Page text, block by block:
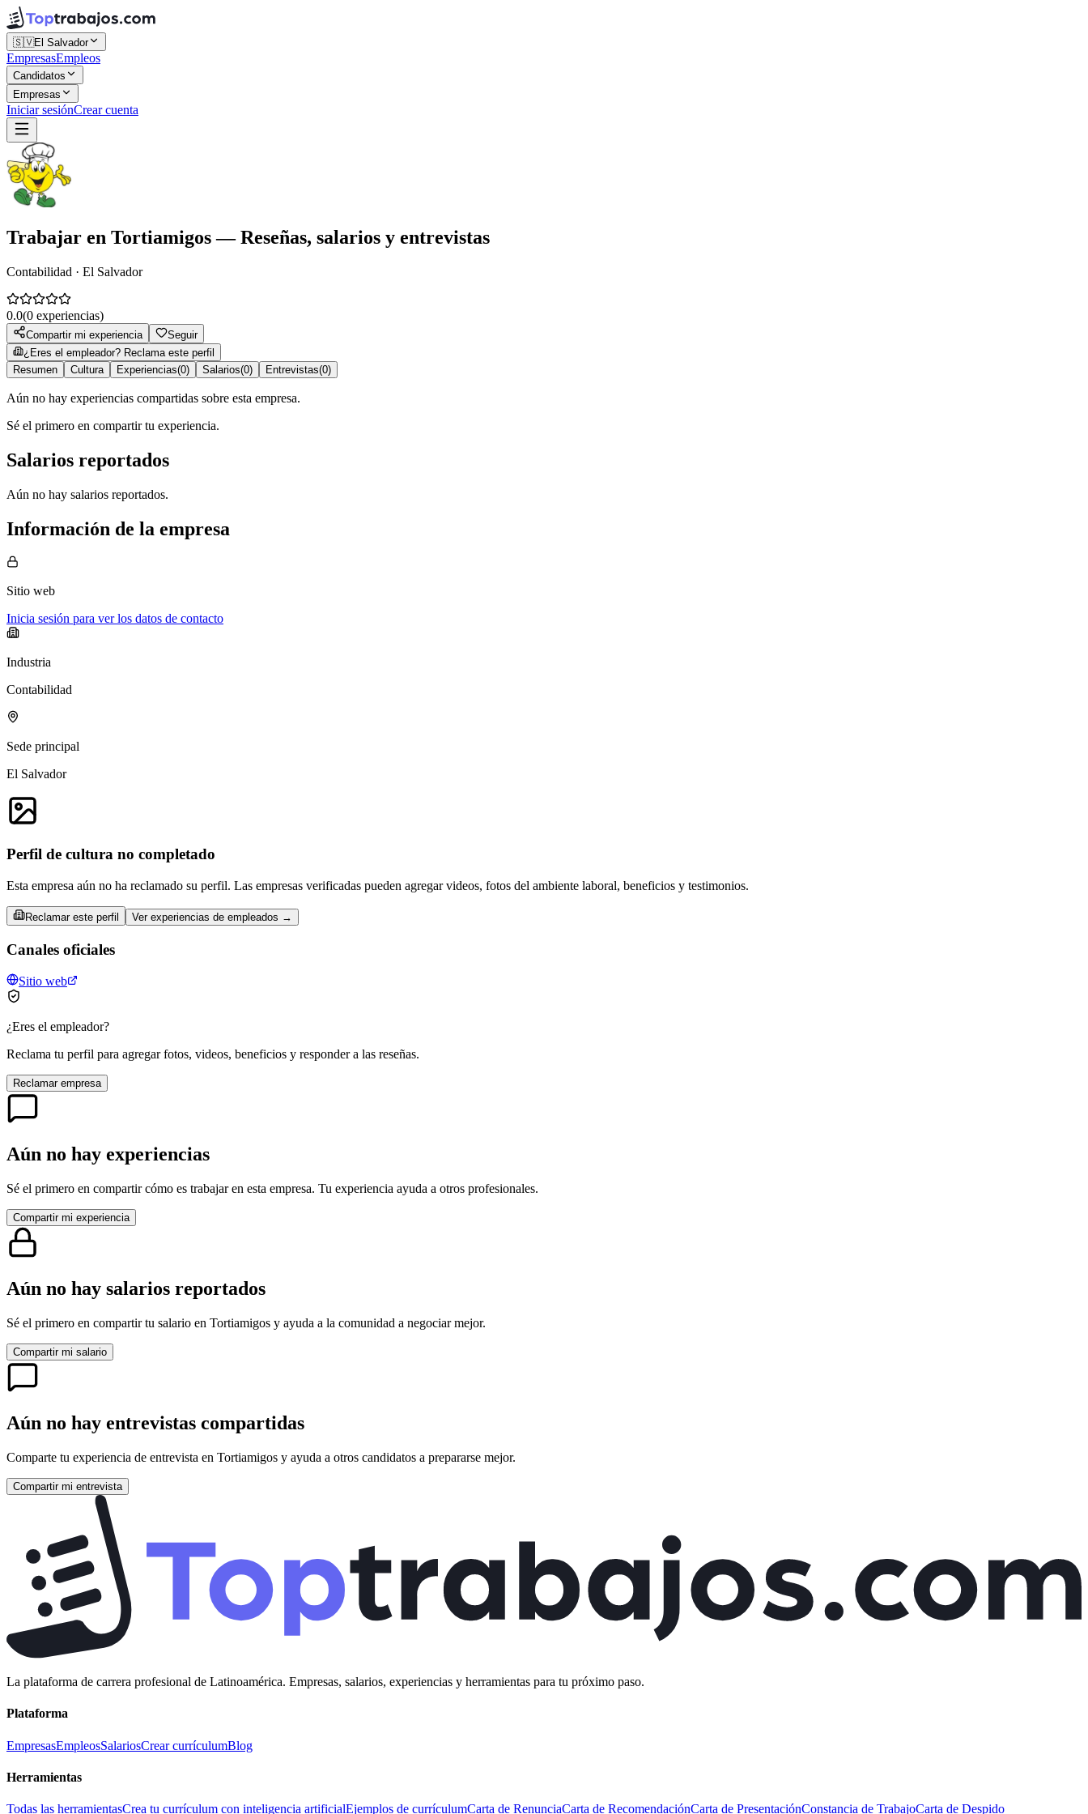
🇸🇻El Salvador
EmpresasEmpleos
Candidatos
Empresas
Iniciar sesiónCrear cuenta
Trabajar en Tortiamigos— Reseñas, salarios y entrevistas
Contabilidad · El Salvador
0.0(0 experiencias)
Compartir mi experiencia
Seguir
¿Eres el empleador? Reclama este perfil
Resumen
Cultura Experiencias(0) Salarios(0) Entrevistas(0)
Aún no hay experiencias compartidas sobre esta empresa.
Sé el primero en compartir tu experiencia.
Salarios reportados
Aún no hay salarios reportados.
Información de la empresa
Sitio web
Inicia sesión para ver los datos de contacto
Industria
Contabilidad
Sede principal
El Salvador
Perfil de cultura no completado
Esta empresa aún no ha reclamado su perfil. Las empresas verificadas pueden agregar videos, fotos del ambiente laboral, beneficios y testimonios.
Reclamar este perfil Ver experiencias de empleados →
Canales oficiales
Sitio web
¿Eres el empleador?
Reclama tu perfil para agregar fotos, videos, beneficios y responder a las reseñas.
Reclamar empresa
Aún no hay experiencias
Sé el primero en compartir cómo es trabajar en esta empresa. Tu experiencia ayuda a otros profesionales.
Compartir mi experiencia
Aún no hay salarios reportados
Sé el primero en compartir tu salario en Tortiamigos y ayuda a la comunidad a negociar mejor.
Compartir mi salario
Aún no hay entrevistas compartidas
Comparte tu experiencia de entrevista en Tortiamigos y ayuda a otros candidatos a prepararse mejor.
Compartir mi entrevista
La plataforma de carrera profesional de Latinoamérica. Empresas, salarios, experiencias y herramientas para tu próximo paso.
Plataforma
EmpresasEmpleosSalariosCrear currículumBlog
Herramientas
Todas las herramientasCrea tu currículum con inteligencia artificialEjemplos de currículumCarta de RenunciaCarta de RecomendaciónCarta de PresentaciónConstancia de TrabajoCarta de Despido